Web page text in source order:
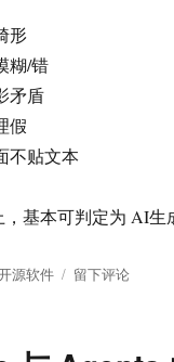
形
糊/错
矛盾
假
不贴文本
基本可判定为 AI生
源软件
于
留下评论